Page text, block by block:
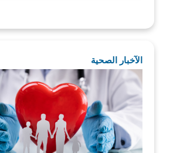
الآخبار الصحية